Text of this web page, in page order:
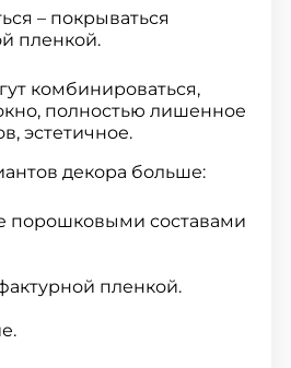
– покрываться
пленкой.
комбинироваться,
полностью лишенное
эстетичное.
декора больше:
порошковыми составами
пленкой.